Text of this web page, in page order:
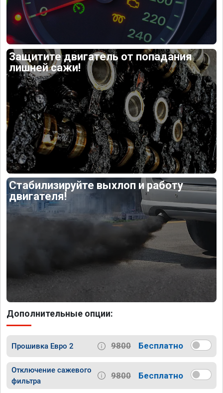
Защитите двигатель от попадания
лишней сажи!
Стабилизируйте выхлоп и работу
двигателя!
Дополнительные опции:
Прошивка Евро 2 9800 Бесплатно
Отключение сажевого
фильтра
9800 Бесплатно